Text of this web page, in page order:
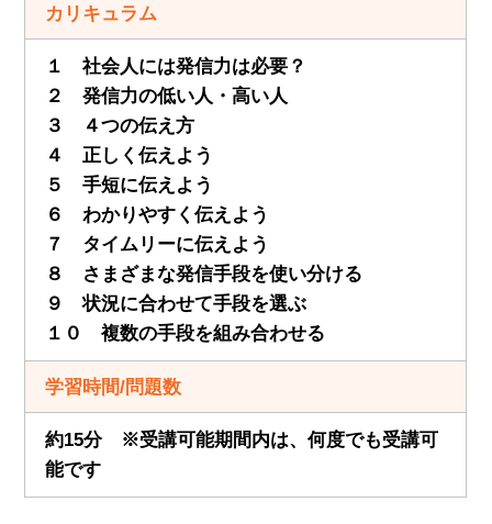
カリキュラム
１ 社会人には発信力は必要？
２ 発信力の低い人・高い人
３ ４つの伝え方
４ 正しく伝えよう
５ 手短に伝えよう
６ わかりやすく伝えよう
７ タイムリーに伝えよう
８ さまざまな発信手段を使い分ける
９ 状況に合わせて手段を選ぶ
１０ 複数の手段を組み合わせる
学習時間/問題数
約15分 ※受講可能期間内は、何度でも受講可
能です